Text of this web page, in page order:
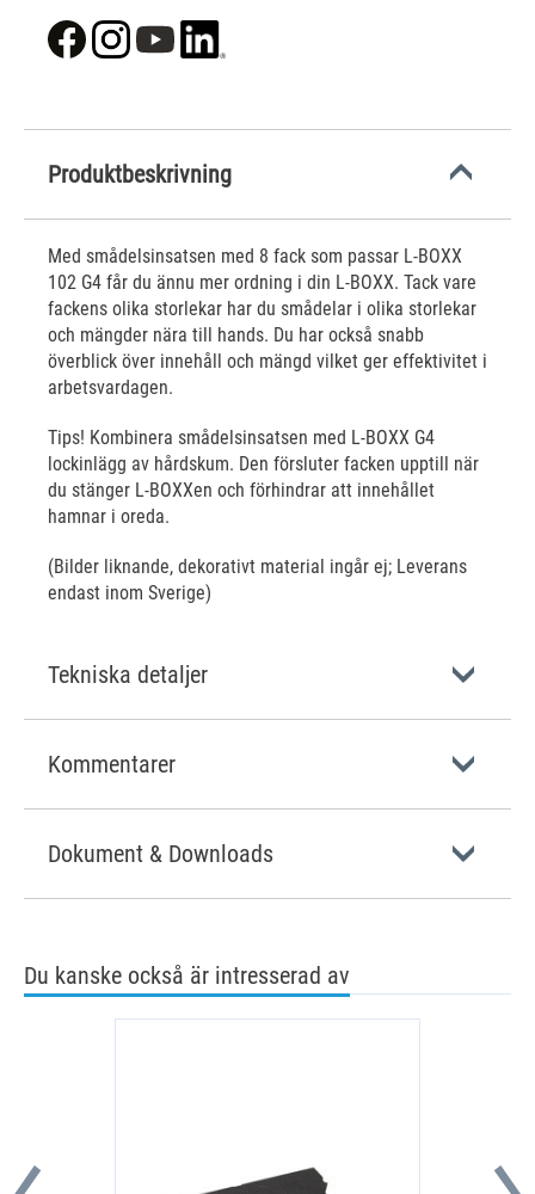
Produktbeskrivning
Med smådelsinsatsen med 8 fack som passar L-BOXX
102 G4 får du ännu mer ordning i din L-BOXX. Tack vare
fackens olika storlekar har du smådelar i olika storlekar
och mängder nära till hands. Du har också snabb
överblick över innehåll och mängd vilket ger effektivitet i
arbetsvardagen.
Tips! Kombinera smådelsinsatsen med L-BOXX G4
lockinlägg av hårdskum. Den försluter facken upptill när
du stänger L-BOXXen och förhindrar att innehållet
hamnar i oreda.
(Bilder liknande, dekorativt material ingår ej; Leverans
endast inom Sverige)
Tekniska detaljer
Kommentarer
Dokument & Downloads
Du kanske också är intresserad av